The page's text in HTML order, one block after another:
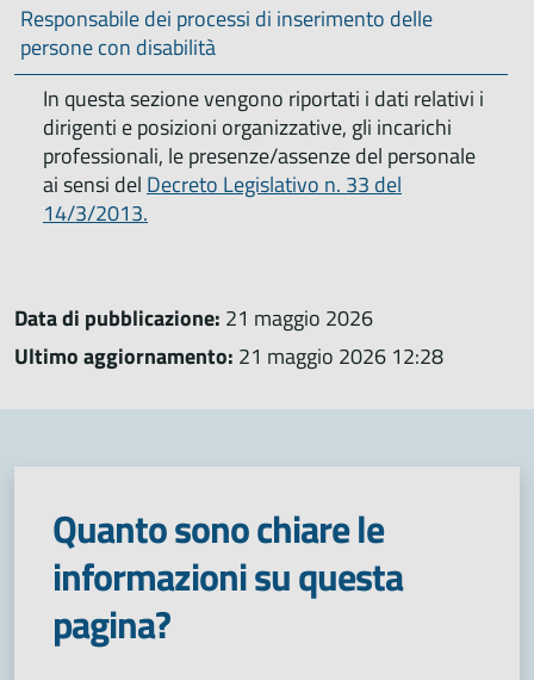
Responsabile dei processi di inserimento delle
persone con disabilità
In questa sezione vengono riportati i dati relativi i
dirigenti e posizioni organizzative, gli incarichi
professionali, le presenze/assenze del personale
ai sensi del Decreto Legislativo n. 33 del
14/3/2013.
Data di pubblicazione: 21 maggio 2026
Ultimo aggiornamento: 21 maggio 2026 12:28
Quanto sono chiare le
informazioni su questa
pagina?